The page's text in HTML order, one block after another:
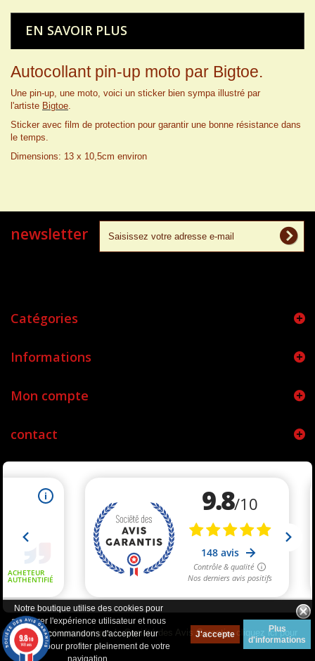
Notre boutique utilise des cookies pour
améliorer l'expérience utilisateur et nous
vous recommandons d'accepter leur
utilisation pour profiter pleinement de votre
navigation.
J'accepte
Plus
d'informations
EN SAVOIR PLUS
Autocollant pin-up moto par Bigtoe.
Une pin-up, une moto, voici un sticker bien sympa illustré par
l'artiste Bigtoe
Sticker avec film de protection pour garantir une bonne résistance dans
le temps.
Dimensions: 13 x 10,5cm environ
newsletter
Catégories
Informations
Mon compte
contact
Marchand approuvé par la Société des Avis Garantis, cliquez ici pour
vérifier.
9.8/10
148 avis